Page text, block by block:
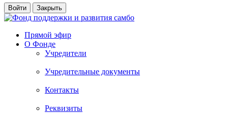
Прямой эфир
О Фонде
Учредители
Учредительные документы
Контакты
Реквизиты